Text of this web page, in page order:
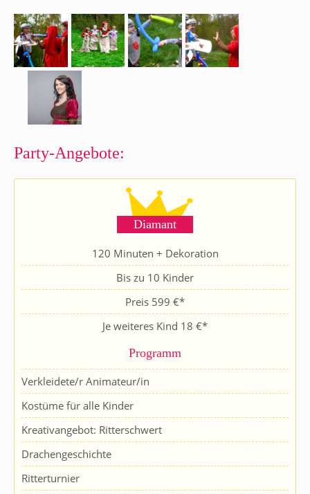
Party-Angebote:
Diamant
120 Minuten + Dekoration
Bis zu 10 Kinder
Preis 599 €*
Je weiteres Kind 18 €*
Programm
Verkleidete/r Animateur/in
Kostüme für alle Kinder
Kreativangebot: Ritterschwert
Drachengeschichte
Ritterturnier